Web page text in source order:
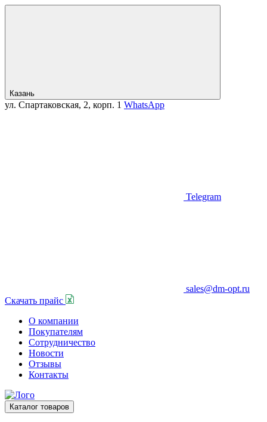
Казань
ул. Спартаковская, 2, корп. 1 WhatsApp
Telegram
sales@dm-opt.ru
Скачать прайс
О компании
Покупателям
Сотрудничество
Новости
Отзывы
Контакты
Каталог товаров